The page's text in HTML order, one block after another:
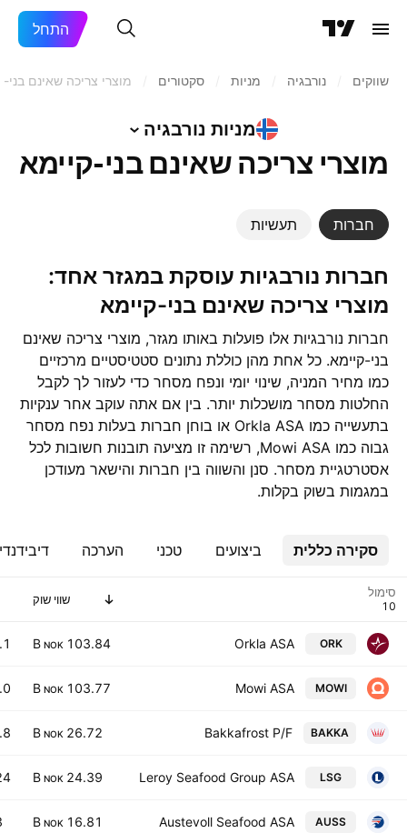
התחל
שווקים נורבגיה מניות‏ סקטורים מוצרי צריכה שאינם בני-
מניות נורבגיה
מוצרי צריכה שאינם בני-קיימא
חברות תעשיות
חברות נורבגיות עוסקת במגזר אחד:
מוצרי צריכה שאינם בני-קיימא
חברות נורבגיות אלו פועלות באותו מגזר, מוצרי צריכה שאינם
בני-קיימא. כל אחת מהן כוללת נתונים סטטיסטיים מרכזיים
כמו מחיר המניה, שינוי יומי ונפח מסחר כדי לעזור לך לקבל
החלטות מסחר מושכלות יותר. בין אם אתה עוקב אחר ענקיות
בתעשייה כמו Orkla ASA או בוחן חברות בעלות נפח מסחר
גבוה כמו Mowi ASA, רשימה זו מציעה תובנות חשובות לכל
אסטרטגיית מסחר. סנן והשווה בין חברות והישאר מעודכן
במגמות בשוק בקלות.
סקירה כללית ביצועים טכני הערכה
סימול שווי שוק
ORK
Orkla ASA
103.84 B
NOK
MOWI
Mowi ASA
103.77 B
NOK
BAKKA
Bakkafrost P/F
26.72 B
NOK
LSG
Leroy Seafood Group ASA
24.39 B
NOK
AUSS
Austevoll Seafood ASA
16.81 B
NOK